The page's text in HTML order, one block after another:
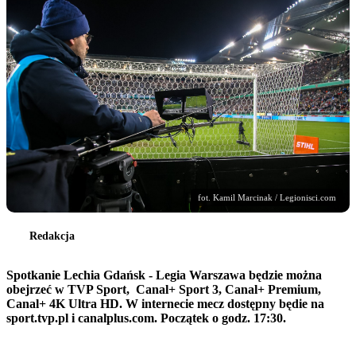
fot. Kamil Marcinak / Legionisci.com
Redakcja
Spotkanie Lechia Gdańsk - Legia Warszawa będzie można
obejrzeć w TVP Sport, Canal+ Sport 3, Canal+ Premium,
Canal+ 4K Ultra HD. W internecie mecz dostępny będie na
sport.tvp.pl i canalplus.com. Początek o godz. 17:30.